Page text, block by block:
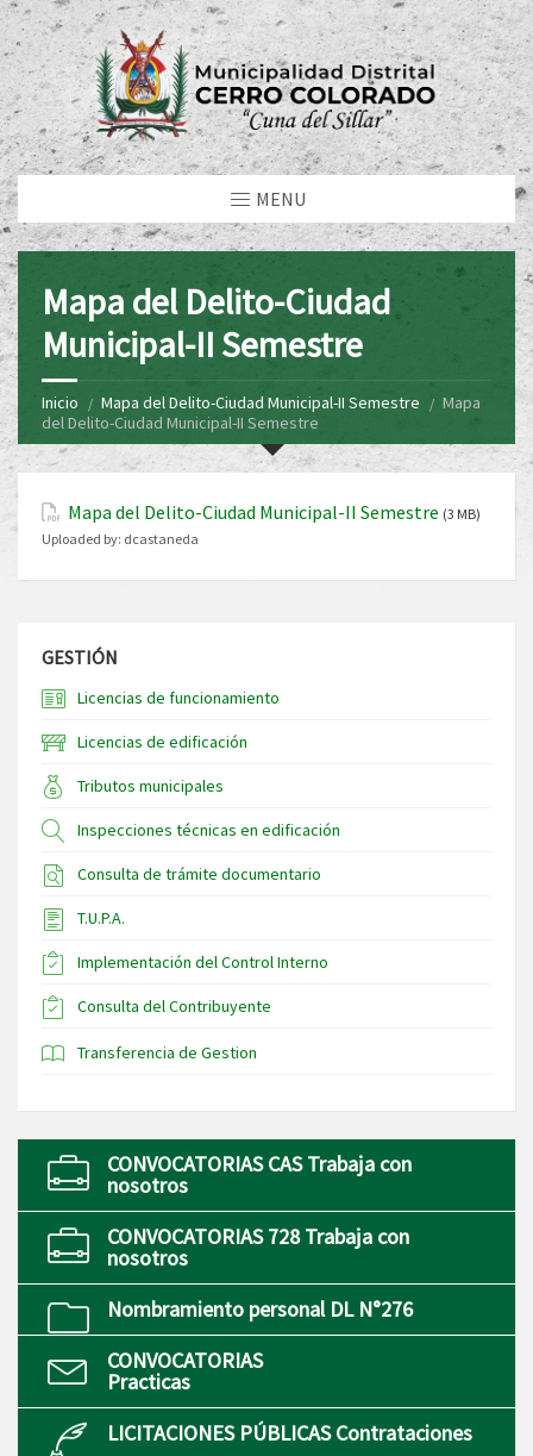
MENU
Mapa del Delito-Ciudad
Municipal-II Semestre
Inicio Mapa del Delito-Ciudad Municipal-II Semestre
Mapa
del Delito-Ciudad Municipal-II Semestre
Mapa del Delito-Ciudad Municipal-II Semestre (3 MB)
Uploaded by: dcastaneda
GESTIÓN
Licencias de funcionamiento
Licencias de edificación
Tributos municipales
Inspecciones técnicas en edificación
Consulta de trámite documentario
T.U.P.A.
Implementación del Control Interno
Consulta del Contribuyente
Transferencia de Gestion
CONVOCATORIAS CAS Trabaja con
nosotros
CONVOCATORIAS 728 Trabaja con
nosotros
Nombramiento personal DL N°276
CONVOCATORIAS
Practicas
LICITACIONES PÚBLICAS Contrataciones